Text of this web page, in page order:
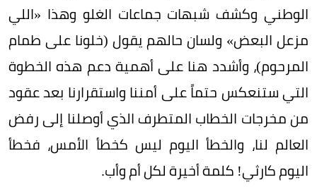
الوطني وكشف شبهات جماعات الغلو وهذا «اللي
مزعل البعض» ولسان حالهم يقول (خلونا على طمام
المرحوم)، وأشدد هنا على أهمية دعم هذه الخطوة
التي ستنعكس حتماً على أمننا واستقرارنا بعد عقود
من مخرجات الخطاب المتطرف الذي أوصلنا إلى رفض
العالم لنا، والخطأ اليوم ليس كخطأ الأمس، فخطأ
اليوم كارثي! كلمة أخيرة لكل أم وأب.